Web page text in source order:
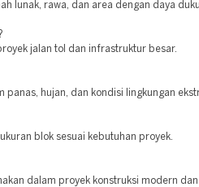
lunak, rawa, dan area dengan daya
jalan tol dan infrastruktur besar.
panas, hujan, dan kondisi lingkungan
blok sesuai kebutuhan proyek.
dalam proyek konstruksi modern dan